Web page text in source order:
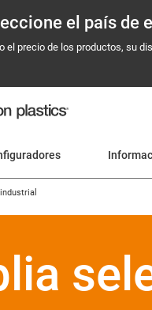
el país de
el precio de los productos, su